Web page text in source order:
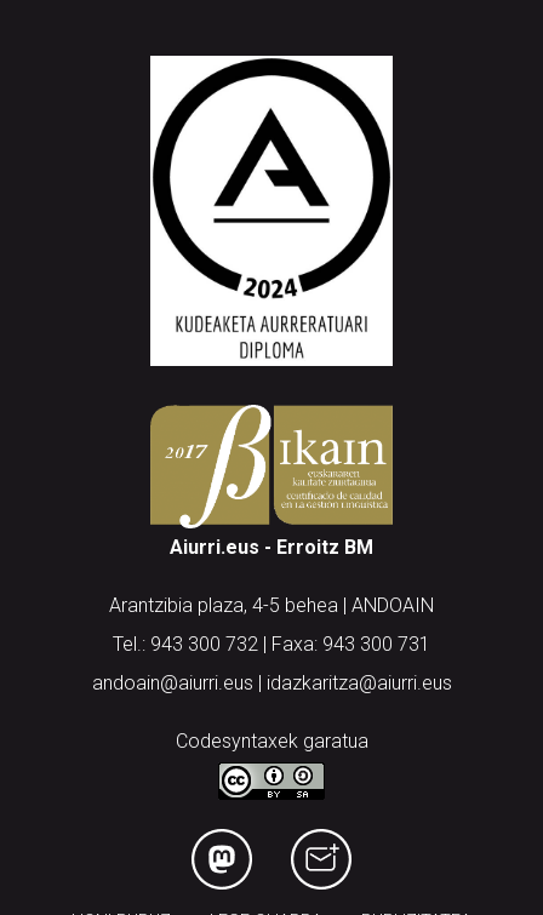
Aiurri.eus - Erroitz BM
Arantzibia plaza, 4-5 behea | ANDOAIN
Tel.: 943 300 732 | Faxa: 943 300 731
andoain@aiurri.eus | idazkaritza@aiurri.eus
Codesyntaxek garatua